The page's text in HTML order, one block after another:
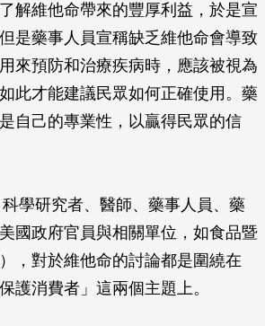
解維他命帶來的豐厚利益，於是宣
是藥事人員宣稱缺乏維他命會導致
來預防和治療疾病時，應該被視為
此才能建議民眾如何正確使用。藥
自己的專業性，以贏得民眾的信
學研究者、醫師、藥事人員、藥
國政府官員與相關單位，如食品暨
，對於維他命的討論都是圍繞在
護消費者」這兩個主題上。